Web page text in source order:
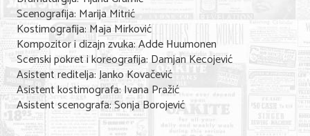
Gastronomija
Sport i rekreacija
Zdravlje i medicina
Hobi i razonoda
Scenografija: Marija Mitrić
Kostimografija: Maja Mirković
Kompozitor i dizajn zvuka: Adde Huumonen
Scenski pokret i koreografija: Damjan Kecojević
Asistent reditelja: Janko Kovačević
Asistent kostimografa: Ivana Pražić
Asistent scenografa: Sonja Borojević